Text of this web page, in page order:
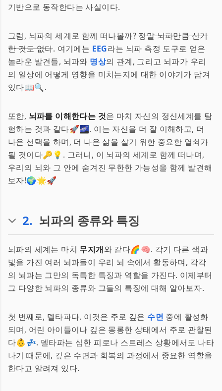
기반으로 동작한다는 사실이다.
그럼, 뇌파의 세계로 함께 떠나볼까?정말 뇌파만큼 신기
한 것도 없다. 여기에는 EEG라는 뇌파 측정 도구로 얻은
놀라운 발견들, 뇌파와 명상의 관계, 그리고 뇌파가 우리
의 일상에 어떻게 영향을 미치는지에 대한 이야기가 담겨
있다📖🔍.
또한, 뇌파를 이해한다는 것은 마치 자신의 정신세계를 탐
험하는 것과 같다🚀🌌. 이는 자신을 더 잘 이해하고, 더
나은 선택을 하며, 더 나은 삶을 살기 위한 중요한 열쇠가
될 것이다🔑💡. 그러니, 이 뇌파의 세계로 함께 떠나며,
우리의 뇌와 그 안에 숨겨진 무한한 가능성을 함께 발견해
보자!🌍🌟🚀
2. 뇌파의 종류와 특징
뇌파의 세계는 마치 무지개와 같다🌈🧠. 각기 다른 색과
빛을 가진 여러 뇌파들이 우리 뇌 속에서 활동하며, 각각
의 뇌파는 그만의 독특한 특징과 역할을 가진다. 이제부터
그 다양한 뇌파의 종류와 그들의 특징에 대해 알아보자.
첫 번째로, 델타파다. 이것은 주로 깊은 수면 중에 활성화
되며, 어린 아이들이나 깊은 몽롱한 상태에서 주로 관찰된
다👶💤. 델타파는 심한 피로나 스트레스 상황에서도 나타
나기 때문에, 깊은 수면과 회복의 과정에서 중요한 역할을
한다고 알려져 있다.